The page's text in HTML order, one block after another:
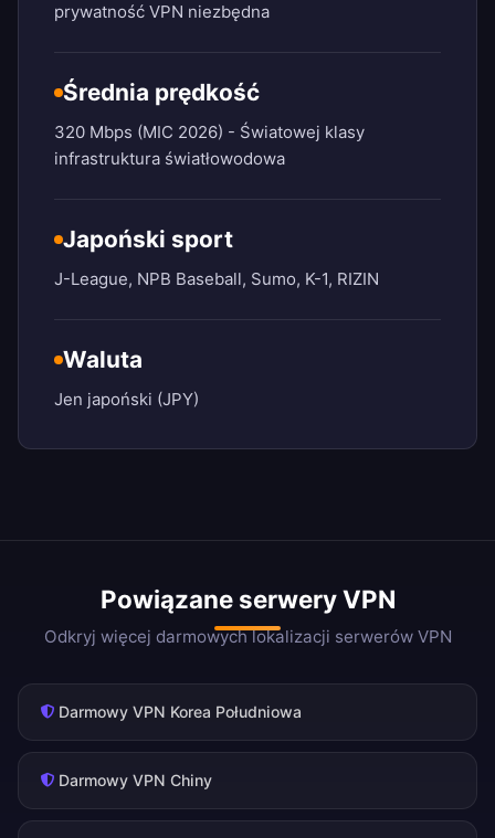
prywatność VPN niezbędna
Średnia prędkość
320 Mbps (MIC 2026) - Światowej klasy
infrastruktura światłowodowa
Japoński sport
J-League, NPB Baseball, Sumo, K-1, RIZIN
Waluta
Jen japoński (JPY)
Powiązane serwery VPN
Odkryj więcej darmowych lokalizacji serwerów VPN
Darmowy VPN Korea Południowa
Darmowy VPN Chiny